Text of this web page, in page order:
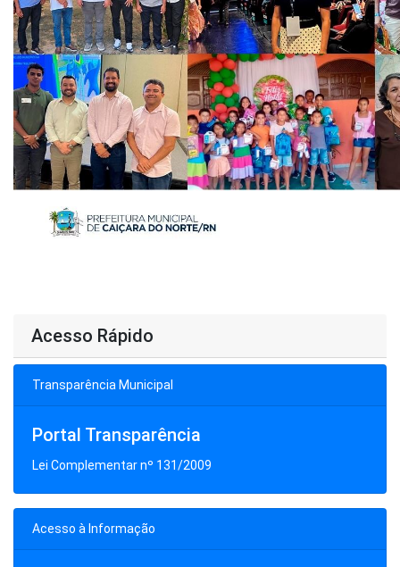
Acesso Rápido
Transparência Municipal
Portal Transparência
Lei Complementar nº 131/2009
Acesso à Informação